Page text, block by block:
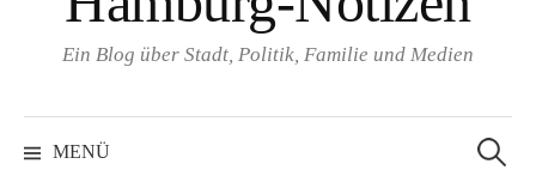
Ein Blog über Stadt, Politik, Familie und Medien
MENÜ
nach: